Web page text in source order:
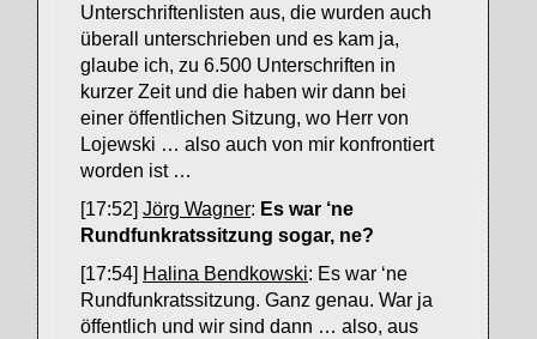
Unterschriftenlisten aus, die wurden auch
überall unterschrieben und es kam ja,
glaube ich, zu 6.500 Unterschriften in
kurzer Zeit und die haben wir dann bei
einer öffentlichen Sitzung, wo Herr von
Lojewski … also auch von mir konfrontiert
worden ist …
[17:52] Jörg Wagner: Es war ‘ne
Rundfunkratssitzung sogar, ne?
[17:54] Halina Bendkowski: Es war ‘ne
Rundfunkratssitzung. Ganz genau. War ja
öffentlich und wir sind dann … also, aus